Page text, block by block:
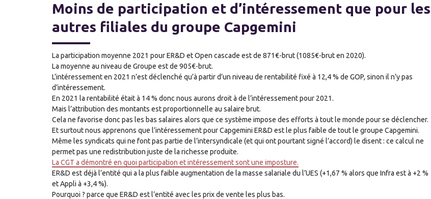
Moins de participation et d’intéressement que pour les
autres filiales du groupe Capgemini
La participation moyenne 2021 pour ER&D et Open cascade est de 871€-brut (1085€-brut en 2020).
La moyenne au niveau de Groupe est de 905€-brut.
L’intéressement en 2021 n’est déclenché qu’à partir d’un niveau de rentabilité fixé à 12,4 % de GOP, sinon il n’y pas
d’intéressement.
En 2021 la rentabilité était à 14 % donc nous aurons droit à de l’intéressement pour 2021.
Mais l’attribution des montants est proportionnelle au salaire brut.
Cela ne favorise donc pas les bas salaires alors que ce système impose des efforts à tout le monde pour se déclencher.
Et surtout nous apprenons que l’intéressement pour Capgemini ER&D est le plus faible de tout le groupe Capgemini.
Même les syndicats qui ne font pas partie de l’intersyndicale (et qui ont pourtant signé l’accord) le disent : ce calcul ne
permet pas une redistribution juste de la richesse produite.
La CGT a démontré en quoi participation et intéressement sont une imposture.
ER&D est déjà l’entité qui a la plus faible augmentation de la masse salariale du l’UES (+1,67 % alors que Infra est à +2 %
et Appli à +3,4 %).
Pourquoi ? parce que ER&D est l’entité avec les prix de vente les plus bas.